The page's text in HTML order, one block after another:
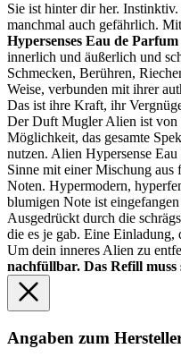
Sie ist hinter dir her.
manchmal auch gefährlich.
Hypersenses Eau de Parfum
innerlich und äußerlich und
Schmecken, Berühren,
Weise, verbunden mit ihrer
Das ist ihre Kraft, ihr
Der Duft Mugler Alien ist von
Möglichkeit, das gesamte
nutzen. Alien Hypersense
Sinne mit einer Mischung
Noten. Hypermodern,
blumigen Note ist
Ausgedrückt durch die
die es je gab. Eine Einladung,
Um dein inneres Alien zu
nachfüllbar. Das Refill muss
Angaben zum